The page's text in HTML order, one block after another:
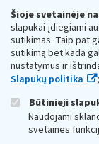
Šioje svetainėje
slapukai įdiegiami
sutikimas. Taip pat
sutikimą bet kada
nustatymus ir
Slapukų politika
;
Būtinieji
Naudojami
svetainės
Respublikos
Biudžetinė įstaiga.
adresas: Vasario
vmi@vmi.lt , E.
Duomenys apie
Respublikos